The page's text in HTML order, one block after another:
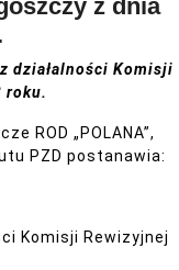
z dnia
działalności Komisji
roku.
ROD „POLANA”,
PZD postanawia:
Komisji Rewizyjnej